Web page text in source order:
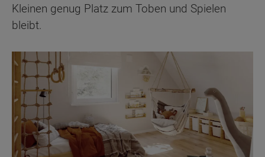
Kleinen genug Platz zum Toben und Spielen
bleibt.